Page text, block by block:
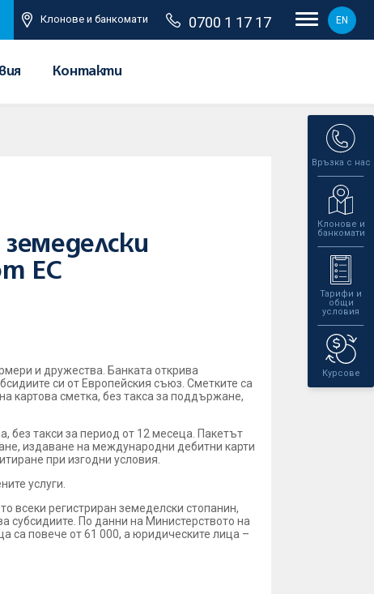
Клонове и банкомати 0700 1 17 17 EN
Контакти
Връзка с нас
Клонове и
банкомати
Тарифи и
общи
условия
Курсове
ЕС
и дружества. Банката открива
си от Европейския съюз. Сметките са
картова сметка, без такса за поддържане,
без такси за период от 12 месеца. Пакетът
издаване на международни дебитни карти
при изгодни условия.
услуги.
всеки регистриран земеделски стопанин,
субсидиите. По данни на Министерството на
са повече от 61 000, а юридическите лица –